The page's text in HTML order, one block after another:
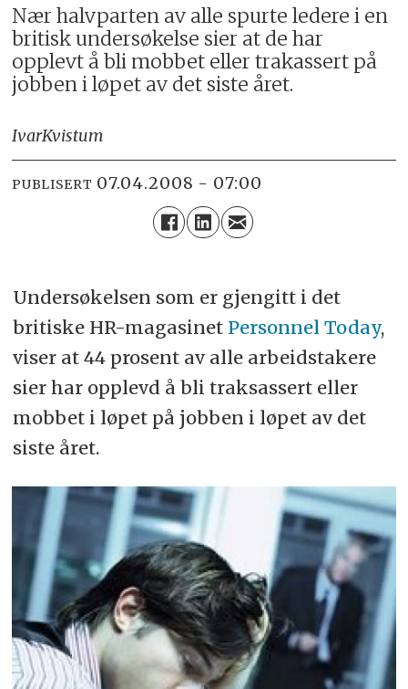
Nær halvparten av alle spurte ledere i en
britisk undersøkelse sier at de har
opplevt å bli mobbet eller trakassert på
jobben i løpet av det siste året.
IvarKvistum
PUBLISERT 07.04.2008 - 07:00
Undersøkelsen som er gjengitt i det
britiske HR-magasinet Personnel Today,
viser at 44 prosent av alle arbeidstakere
sier har opplevd å bli traksassert eller
mobbet i løpet på jobben i løpet av det
siste året.